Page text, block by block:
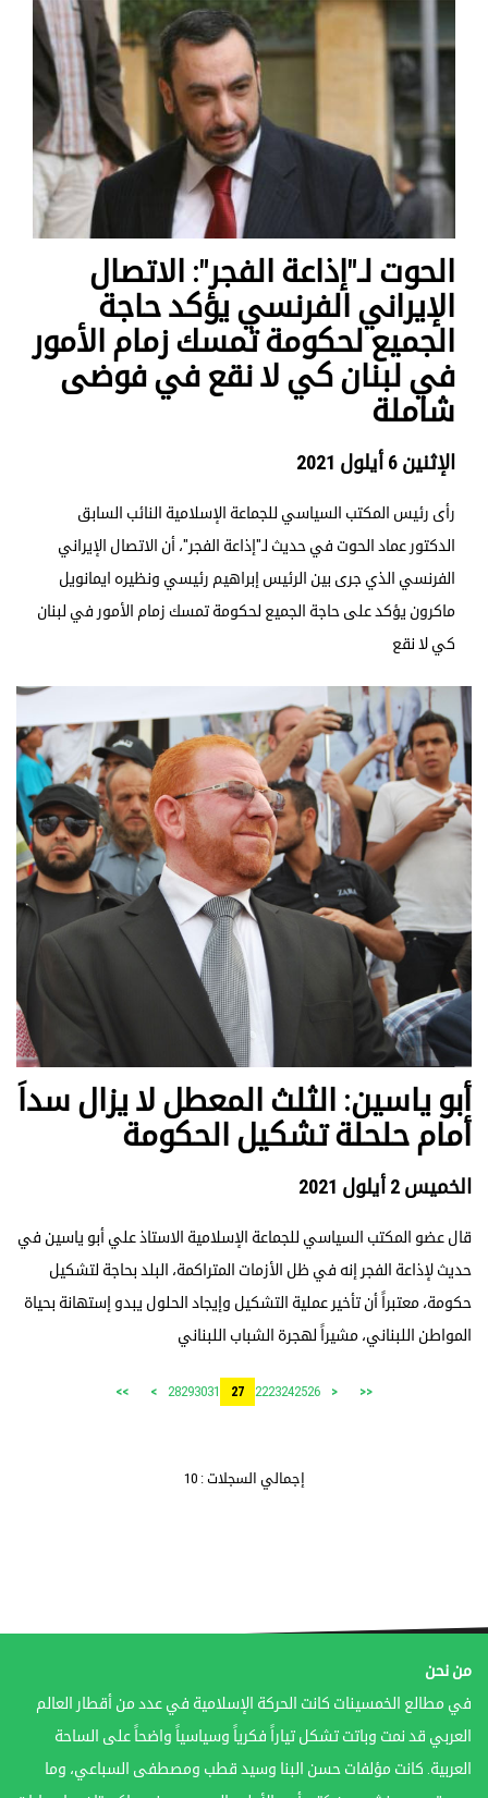
الحوت لـ"إذاعة الفجر": الاتصال
الإيراني الفرنسي يؤكد حاجة
الجميع لحكومة تمسك زمام الأمور
في لبنان كي لا نقع في فوضى
شاملة
الإثنين 6 أيلول 2021
رأى رئيس المكتب السياسي للجماعة الإسلامية النائب السابق
الدكتور عماد الحوت في حديث لـ"إذاعة الفجر"، أن الاتصال الإيراني
الفرنسي الذي جرى بين الرئيس إبراهيم رئيسي ونظيره ايمانويل
ماكرون يؤكد على حاجة الجميع لحكومة تمسك زمام الأمور في لبنان
كي لا نقع
أبو یاسین: الثلث المعطل لا یزال سداَ
أمام حلحلة تشكیل الحكومة
الخميس 2 أيلول 2021
قال عضو المكتب السیاسي للجماعة الإسلامیة الاستاذ علي أبو یاسین في
حدیث لإذاعة الفجر إنه في ظل الأزمات المتراكمة، البلد بحاجة لتشكیل
حكومة، معتبراً أن تأخیر عملیة التشكیل وإیجاد الحلول یبدو إستھانة بحیاة
المواطن اللبناني، مشیراً لھجرة الشباب اللبناني
<<
<
2223242526
27
28293031
>
>>
إجمالي السجلات : 10
من نحن
في مطالع الخمسينات كانت الحركة الإسلامية في عدد من أقطار العالم
العربي قد نمت وباتت تشكل تياراً فكرياً وسياسياً واضحاً على الساحة
العربية. كانت مؤلفات حسن البنا وسيد قطب ومصطفى السباعي، وما